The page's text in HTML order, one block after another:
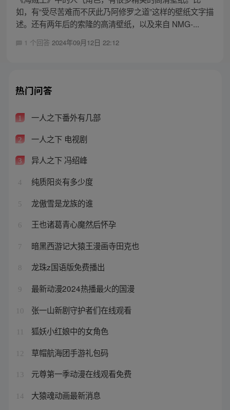
如，有“受尽苦难而不厌此乃阿修罗之道”这样的壁纸文字描
述。还有两年后的索隆的高清壁纸，以及来自 NMG-...
1 个回答 2024年09月12日 22:12
热门问答
1 一人之下番外有几部
2 一人之下 电视剧
3 异人之下 冯绍峰
4 纯质阳炎有多少度
5 龙傲雪是龙族的谁
6 王也诸葛青心魔然后怀孕
7 暗黑西游记大猿王漫画寺田克也
8 龙珠z国语版免费播出
9 最新动漫2024热播最火的国漫
10 张一山新剧守护者们在线观看
狐妖小红娘中的女角色
12 草帽航海团手游礼包码
13 元尊第一季动漫在线观看免费
14 大猿魂动画最新消息